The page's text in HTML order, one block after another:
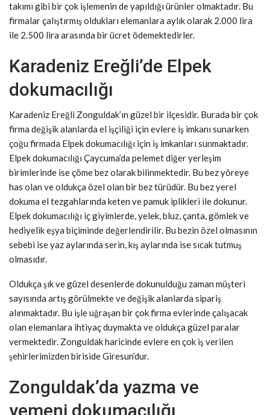
takımı gibi bir çok işlemenin de yapıldığı ürünler olmaktadır. Bu
firmalar çalıştırmış oldukları elemanlara aylık olarak 2.000 lira
ile 2.500 lira arasında bir ücret ödemektedirler.
Karadeniz Ereğli’de Elpek
dokumacılığı
Karadeniz Ereğli Zonguldak’ın güzel bir ilçesidir. Burada bir çok
firma değişik alanlarda el işçiliği için evlere iş imkanı sunarken
çoğu firmada Elpek dokumacılığı için iş imkanları sunmaktadır.
Elpek dokumacılığı Çaycuma’da pelemet diğer yerleşim
birimlerinde ise çöme bez olarak bilinmektedir. Bu bez yöreye
has olan ve oldukça özel olan bir bez türüdür. Bu bez yerel
dokuma el tezgahlarında keten ve pamuk iplikleri ile dokunur.
Elpek dokumacılığı iç giyimlerde, yelek, bluz, çanta, gömlek ve
hediyelik eşya biçiminde değerlendirilir. Bu bezin özel olmasının
sebebi ise yaz aylarında serin, kış aylarında ise sıcak tutmuş
olmasıdır.
Oldukça şık ve güzel desenlerde dokunulduğu zaman müşteri
sayısında artış görülmekte ve değişik alanlarda sipariş
alınmaktadır. Bu işle uğraşan bir çok firma evlerinde çalışacak
olan elemanlara ihtiyaç duymakta ve oldukça güzel paralar
vermektedir. Zonguldak haricinde evlere en çok iş verilen
şehirlerimizden biriside Giresun’dur.
Zonguldak’da yazma ve
yemeni dokumacılığı